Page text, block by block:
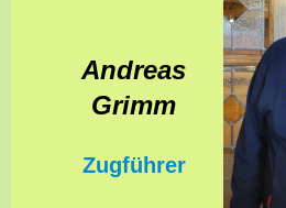
Andreas
Grimm
Zugführer